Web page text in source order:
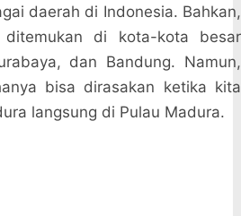
daerah di Indonesia. Bahkan,
di kota-kota besar
dan Bandung. Namun,
bisa dirasakan ketika kita
langsung di Pulau Madura.